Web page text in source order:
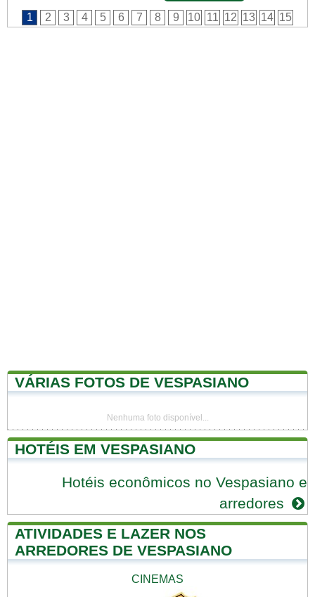
1
2 3 4 5 6 7 8 9 10 11 12 13 14 15
VÁRIAS FOTOS DE VESPASIANO
Nenhuma foto disponível...
HOTÉIS EM VESPASIANO
Hotéis econômicos no Vespasiano e
arredores
ATIVIDADES E LAZER NOS
ARREDORES DE VESPASIANO
CINEMAS